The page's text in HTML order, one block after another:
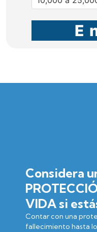
Considera
VIDA si
Contar con una
fallecimiento hasta